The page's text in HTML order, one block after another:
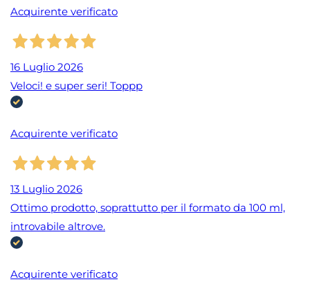
Acquirente verificato
16 Luglio 2026
Veloci! e super seri! Toppp
Acquirente verificato
13 Luglio 2026
Ottimo prodotto, soprattutto per il formato da 100 ml,
introvabile altrove.
Acquirente verificato